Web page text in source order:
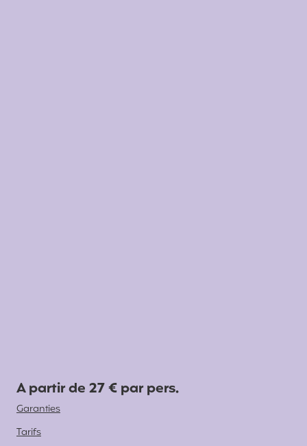
A partir de 27 € par pers.
Garanties
Tarifs